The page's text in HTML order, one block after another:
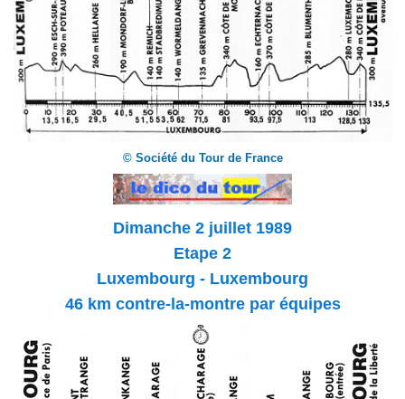
© Société du Tour de France
Dimanche 2 juillet 1989
Etape 2
Luxembourg - Luxembourg
46 km contre-la-montre par équipes